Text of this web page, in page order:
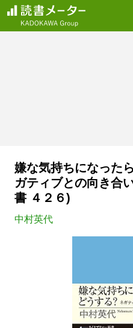
嫌な気持ちになっ
ガティブとの向き合
書 ４２６)
中村英代